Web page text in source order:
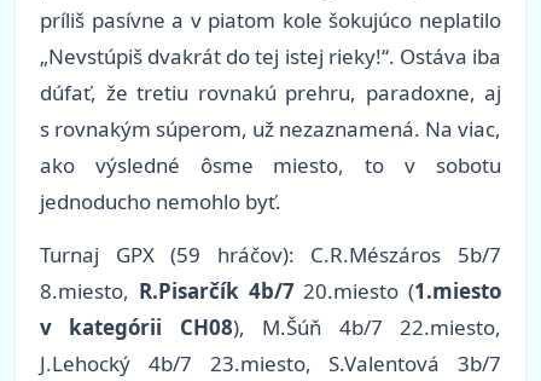
príliš pasívne a v piatom kole šokujúco neplatilo
„Nevstúpiš dvakrát do tej istej rieky!“. Ostáva iba
dúfať, že tretiu rovnakú prehru, paradoxne, aj
s rovnakým súperom, už nezaznamená. Na viac,
ako výsledné ôsme miesto, to v sobotu
jednoducho nemohlo byť.
Turnaj GPX (59 hráčov): C.R.Mészáros 5b/7
8.miesto, R.Pisarčík 4b/720.miesto (1.miesto
v kategórii CH08), M.Šúň 4b/7 22.miesto,
J.Lehocký 4b/7 23.miesto, S.Valentová 3b/7